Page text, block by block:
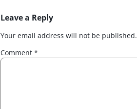
Leave a Reply
Your email address will not be published.
Comment *